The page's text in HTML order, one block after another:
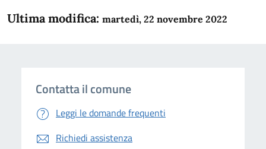
Ultima modifica: martedì, 22 novembre 2022
Contatta il comune
Leggi le domande frequenti
Richiedi assistenza